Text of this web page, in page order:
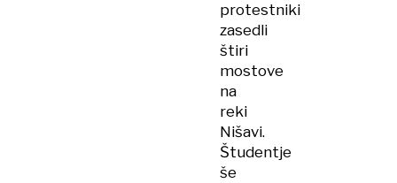
protestniki
zasedli
štiri
mostove
na
reki
Nišavi.
Študentje
še